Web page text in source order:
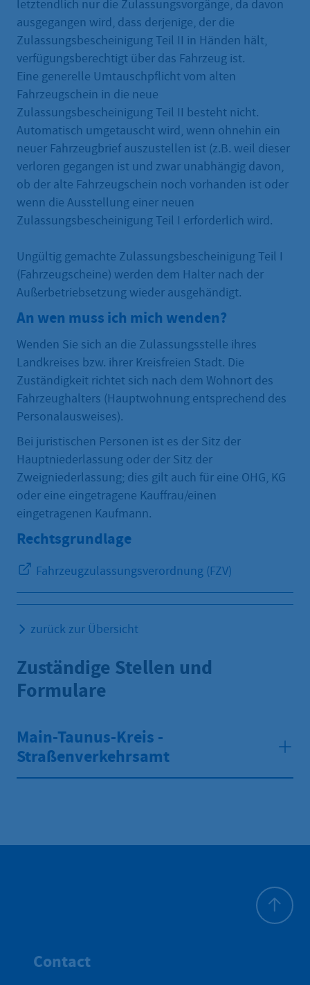
letztendlich nur die Zulassungsvorgänge, da davon
ausgegangen wird, dass derjenige, der die
Zulassungsbescheinigung Teil II in Händen hält,
verfügungsberechtigt über das Fahrzeug ist.
Eine generelle Umtauschpflicht vom alten
Fahrzeugschein in die neue
Zulassungsbescheinigung Teil II besteht nicht.
Automatisch umgetauscht wird, wenn ohnehin ein
neuer Fahrzeugbrief auszustellen ist (z.B. weil dieser
verloren gegangen ist und zwar unabhängig davon,
ob der alte Fahrzeugschein noch vorhanden ist oder
wenn die Ausstellung einer neuen
Zulassungsbescheinigung Teil I erforderlich wird.
Ungültig gemachte Zulassungsbescheinigung Teil I
(Fahrzeugscheine) werden dem Halter nach der
Außerbetriebsetzung wieder ausgehändigt.
An wen muss ich mich wenden?
Wenden Sie sich an die Zulassungsstelle ihres
Landkreises bzw. ihrer Kreisfreien Stadt. Die
Zuständigkeit richtet sich nach dem Wohnort des
Fahrzeughalters (Hauptwohnung entsprechend des
Personalausweises).
Bei juristischen Personen ist es der Sitz der
Hauptniederlassung oder der Sitz der
Zweigniederlassung; dies gilt auch für eine OHG, KG
oder eine eingetragene Kauffrau/einen
eingetragenen Kaufmann.
Rechtsgrundlage
Fahrzeugzulassungsverordnung (FZV)
zurück zur Übersicht
Zuständige Stellen und
Formulare
Main-Taunus-Kreis -
Straßenverkehrsamt
Contact